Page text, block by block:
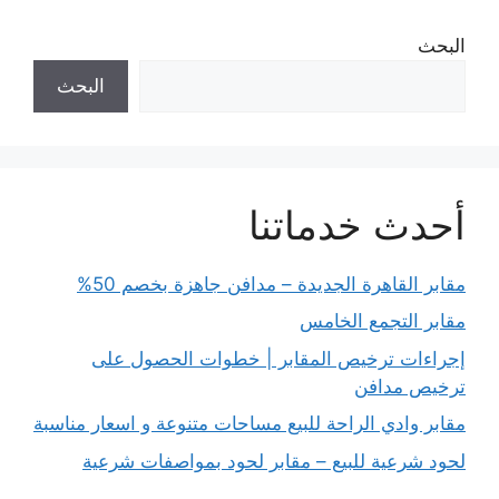
البحث
البحث
أحدث خدماتنا
مقابر القاهرة الجديدة – مدافن جاهزة بخصم 50%
مقابر التجمع الخامس
إجراءات ترخيص المقابر | خطوات الحصول على
ترخيص مدافن
مقابر وادي الراحة للبيع مساحات متنوعة و اسعار مناسبة
لحود شرعية للبيع – مقابر لحود بمواصفات شرعية